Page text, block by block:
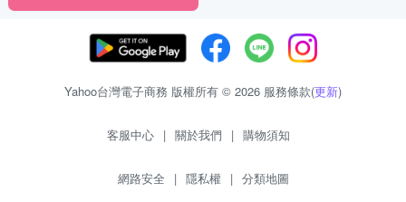
Yahoo台灣電子商務 版權所有 © 2026 服務條款(更新)
客服中心 | 關於我們 | 購物須知
網路安全 | 隱私權 | 分類地圖